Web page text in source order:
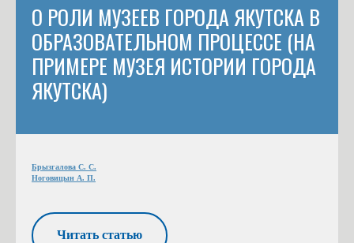
О РОЛИ МУЗЕЕВ ГОРОДА ЯКУТСКА В
ОБРАЗОВАТЕЛЬНОМ ПРОЦЕССЕ (НА
ПРИМЕРЕ МУЗЕЯ ИСТОРИИ ГОРОДА
ЯКУТСКА)
Брызгалова С. С.
Ноговицын А. П.
Читать статью